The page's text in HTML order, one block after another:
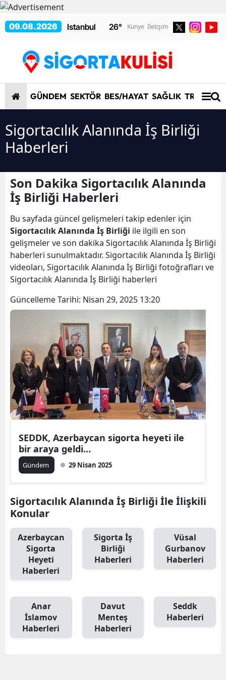
09.08.2026 26° Künye İletişim
GÜNDEM SEKTÖR BES/HAYAT SAĞLIK TRAFİK/
Sigortacılık Alanında İş Birliği
Haberleri
Son Dakika Sigortacılık Alanında
İş Birliği Haberleri
Bu sayfada güncel gelişmeleri takip edenler için
Sigortacılık Alanında İş Birliği ile ilgili en son
gelişmeler ve son dakika Sigortacılık Alanında İş Birliği
haberleri sunulmaktadır. Sigortacılık Alanında İş Birliği
videoları, Sigortacılık Alanında İş Birliği fotoğrafları ve
Sigortacılık Alanında İş Birliği haberleri
Güncelleme Tarihi: Nisan 29, 2025 13:20
SEDDK, Azerbaycan sigorta heyeti ile
bir araya geldi…
Gündem 29 Nisan 2025
Sigortacılık Alanında İş Birliği İle İlişkili
Konular
Azerbaycan
Sigorta
Heyeti
Haberleri
Sigorta İş
Birliği
Haberleri
Vüsal
Gurbanov
Haberleri
Anar
İslamov
Haberleri
Davut
Menteş
Haberleri
Seddk
Haberleri